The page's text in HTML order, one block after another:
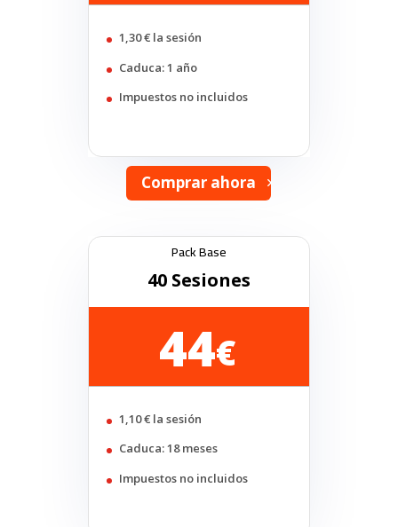
1,30 € la sesión
Caduca: 1 año
Impuestos no incluidos
Comprar ahora
Pack Base
40 Sesiones
44€
1,10 € la sesión
Caduca: 18 meses
Impuestos no incluidos